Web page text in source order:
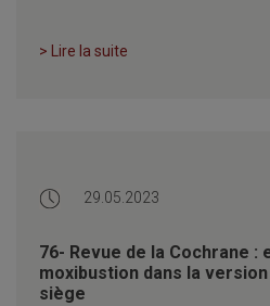
> Lire la suite
29.05.2023
76- Revue de la Cochrane :
moxibustion dans la
siège